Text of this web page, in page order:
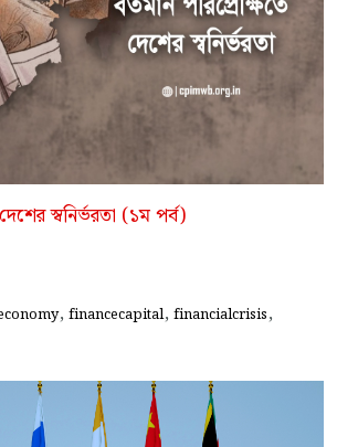
স্বনির্ভরতা (১ম পর্ব)
, financecapital, financialcrisis,